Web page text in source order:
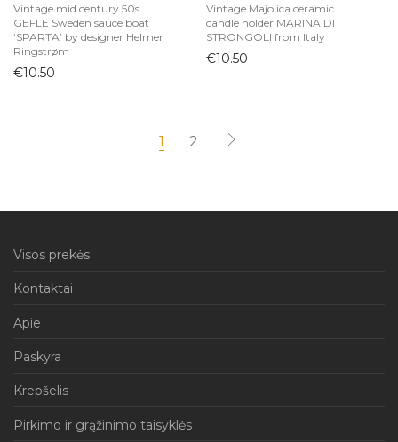
Vintage mid century 50s
GEFLE Sweden sauce boat
‘SPARTA’ by designer Helmer
Ringstrøm
€10.50
Vintage Majolica ceramic
candle holder MARINA DI
STRONGOLI from Italy
€10.50
1 2
Visos prekės
Kontaktai
Apie
Paskyra
Krepšelis
Pirkimo ir grąžinimo taisyklės